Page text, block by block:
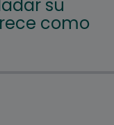
su
como